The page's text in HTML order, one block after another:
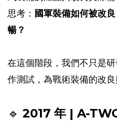
思考： 國軍裝備如何被改
暢？
在這個階段，我們不只是
作測試，為戰術裝備的改良
🔹 2017 年 | A-